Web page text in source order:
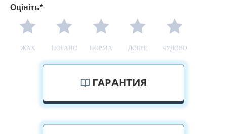
Оцініть*
ЖАХ ПОГАНО НОРМА ДОБРЕ ЧУДОВО
ГАРАНТИЯ